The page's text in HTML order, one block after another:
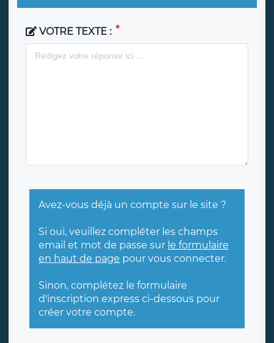
VOTRE TEXTE :
Avez-vous déjà un compte sur le site ?
Si oui, veuillez compléter les champs
email et mot de passe sur le formulaire
en haut de page pour vous connecter.
Sinon, complétez le formulaire
d'inscription express ci-dessous pour
créer votre compte.